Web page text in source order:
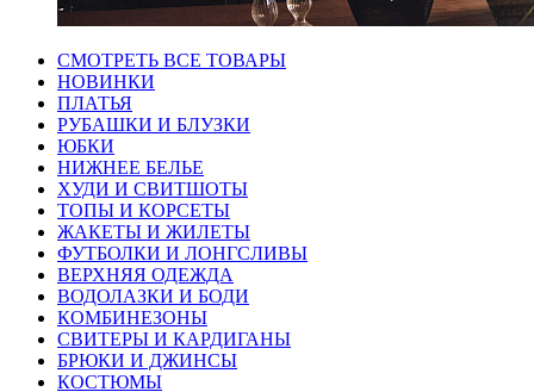
СМОТРЕТЬ ВСЕ ТОВАРЫ
НОВИНКИ
ПЛАТЬЯ
РУБАШКИ И БЛУЗКИ
ЮБКИ
НИЖНЕЕ БЕЛЬЕ
ХУДИ И СВИТШОТЫ
ТОПЫ И КОРСЕТЫ
ЖАКЕТЫ И ЖИЛЕТЫ
ФУТБОЛКИ И ЛОНГСЛИВЫ
ВЕРХНЯЯ ОДЕЖДА
ВОДОЛАЗКИ И БОДИ
КОМБИНЕЗОНЫ
СВИТЕРЫ И КАРДИГАНЫ
БРЮКИ И ДЖИНСЫ
КОСТЮМЫ